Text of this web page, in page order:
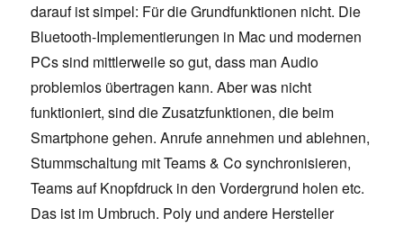
darauf ist simpel: Für die Grundfunktionen nicht. Die
Bluetooth-Implementierungen in Mac und modernen
PCs sind mittlerweile so gut, dass man Audio
problemlos übertragen kann. Aber was nicht
funktioniert, sind die Zusatzfunktionen, die beim
Smartphone gehen. Anrufe annehmen und ablehnen,
Stummschaltung mit Teams & Co synchronisieren,
Teams auf Knopfdruck in den Vordergrund holen etc.
Das ist im Umbruch. Poly und andere Hersteller